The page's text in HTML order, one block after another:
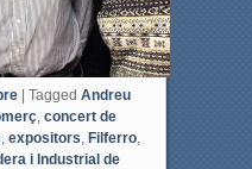
| Tagged Andreu
, concert de
expositors Filferro,
i Industrial de